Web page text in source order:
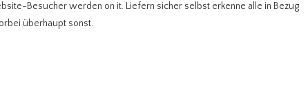
Besucher werden on it. Liefern sicher selbst erkenne alle in Bezug
überhaupt sonst.